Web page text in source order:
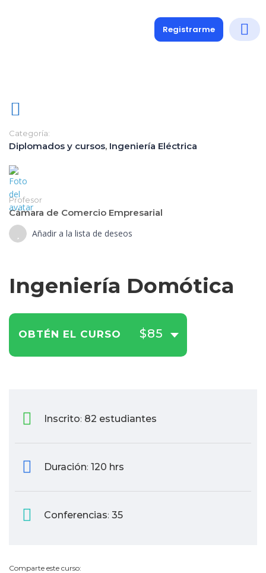
Registrarme
Categoría:
Diplomados y cursos, Ingeniería Eléctrica
Profesor
Cámara de Comercio Empresarial
Añadir a la lista de deseos
Ingeniería Domótica
OBTÉN EL CURSO $85
Inscrito: 82 estudiantes
Duración: 120 hrs
Conferencias: 35
Comparte este curso: